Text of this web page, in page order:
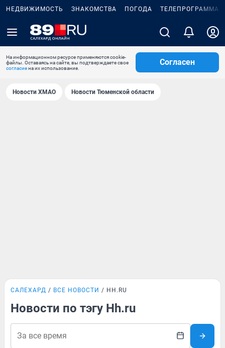
НЕДВИЖИМОСТЬ ЗНАКОМСТВА ПОГОДА ТЕЛЕПРОГРАММА
На информационном ресурсе применяются cookie-
файлы. Оставаясь на сайте, вы подтверждаете свое
согласиена их использование.
Согласен
Новости ХМАО Новости Тюменской области
САЛЕХАРД ВСЕ НОВОСТИ HH.RU
Новости по тэгу Hh.ru